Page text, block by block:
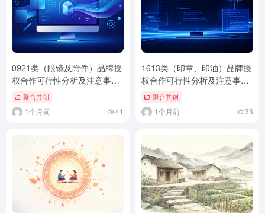
0921类（眼镜及附件）品牌授
权合作可行性分析及注意事项
（通用标准版）
聚合共创
1个月前 41
1613类（印章、印油）品牌授
权合作可行性分析及注意事项
（通用标准版）
聚合共创
1个月前 33